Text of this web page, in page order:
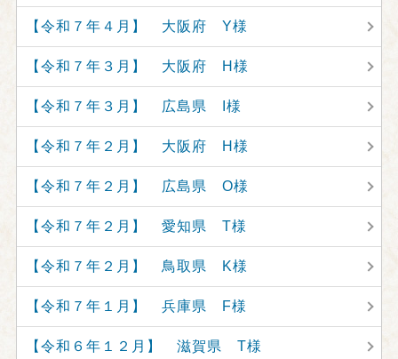
【令和７年４月】 大阪府 Y様
【令和７年３月】 大阪府 H様
【令和７年３月】 広島県 I様
【令和７年２月】 大阪府 H様
【令和７年２月】 広島県 O様
【令和７年２月】 愛知県 T様
【令和７年２月】 鳥取県 K様
【令和７年１月】 兵庫県 F様
【令和６年１２月】 滋賀県 T様